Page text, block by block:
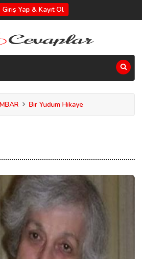
Giriş Yap & Kayıt Ol
Bir Yudum Hikaye